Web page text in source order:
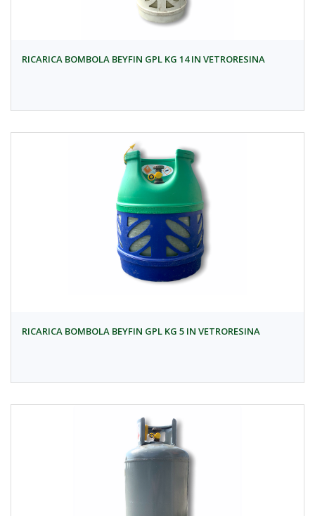
RICARICA BOMBOLA BEYFIN GPL KG 14 IN VETRORESINA
RICARICA BOMBOLA BEYFIN GPL KG 5 IN VETRORESINA